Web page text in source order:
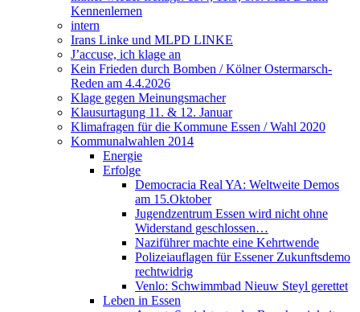
Kennenlernen
intern
Irans Linke und MLPD LINKE
J’accuse, ich klage an
Kein Frieden durch Bomben / Kölner Ostermarsch-
Reden am 4.4.2026
Klage gegen Meinungsmacher
Klausurtagung 11. & 12. Januar
Klimafragen für die Kommune Essen / Wahl 2020
Kommunalwahlen 2014
Energie
Erfolge
Democracia Real YA: Weltweite Demos
am 15.Oktober
Jugendzentrum Essen wird nicht ohne
Widerstand geschlossen…
Naziführer machte eine Kehrtwende
Polizeiauflagen für Essener Zukunftsdemo
rechtwidrig
Venlo: Schwimmbad Nieuw Steyl gerettet
Leben in Essen